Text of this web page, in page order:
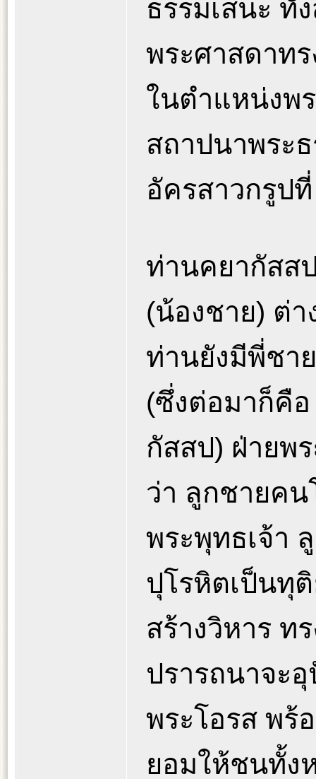
ธรรมเสนะ ทั้
พระศาสดาท
ในตำแหน่งพ
สถาปนาพระ
อัครสาวกรูป
ท่านคยากัสส
(น้องชาย) ต่
ท่านยังมีพี่ชา
(ซึ่งต่อมาก็คือ
กัสสป) ฝ่ายพ
ว่า ลูกชายคน
พระพุทธเจ้า
ปุโรหิตเป็นทุ
สร้างวิหาร ท
ปรารถนาจะ
พระโอรส พร้
ยอมให้ชนทั้ง